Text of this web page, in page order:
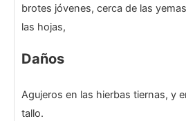
brotes jóvenes, cerca de las
las hojas,
Daños
Agujeros en las hierbas tiernas, y
tallo.